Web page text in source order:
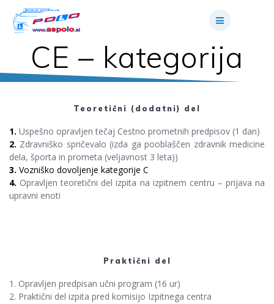
CE – kategorija
Teoretični (dodatni) del
1. Uspešno opravljen tečaj Cestno prometnih predpisov (1 dan)
2. Zdravniško spričevalo (izda ga pooblaščen zdravnik medicine
dela, športa in prometa (veljavnost 3 leta))
3. Vozniško dovoljenje kategorije C
4. Opravljen teoretični del izpita na izpitnem centru – prijava na
upravni enoti
Praktični del
1. Opravljen predpisan učni program (16 ur)
2. Praktični del izpita pred komisijo Izpitnega centra